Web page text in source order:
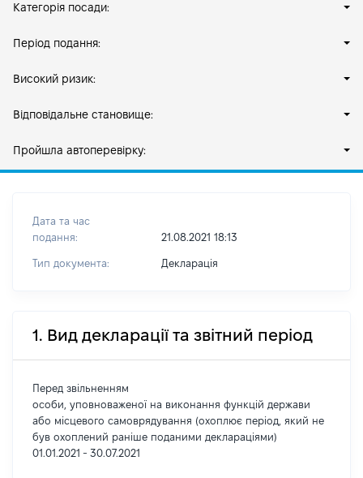
Категорія посади:
Період подання:
Високий ризик:
Відповідальне становище:
Пройшла автоперевірку:
Дата та час
подання:
21.08.2021 18:13
Тип документа: Декларація
1. Вид декларації та звітний період
Перед звільненням
особи, уповноваженої на виконання функцій держави
або місцевого самоврядування (охоплює період, який не
був охоплений раніше поданими деклараціями)
01.01.2021 - 30.07.2021